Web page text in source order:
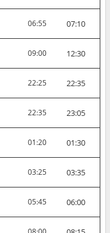
06:55 07:10
09:00 12:30
22:25 22:35
22:35 23:05
01:20 01:30
03:25 03:35
05:45 06:00